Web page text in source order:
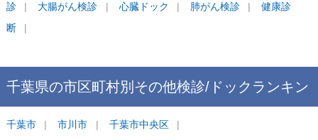
診
大腸がん検診 心臓ドック 肺がん検診
健康診
断
千葉県の市区町村別 その他検診/ドック ランキン
グ
千葉市 市川市 千葉市中央区